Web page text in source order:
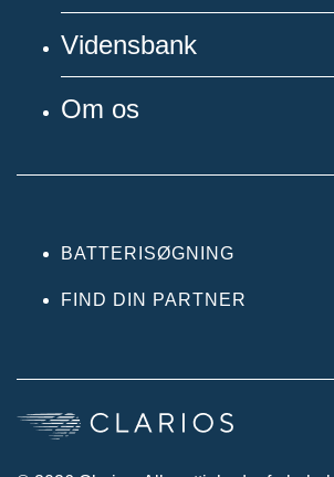
Vidensbank
Om os
BATTERISØGNING
FIND DIN PARTNER